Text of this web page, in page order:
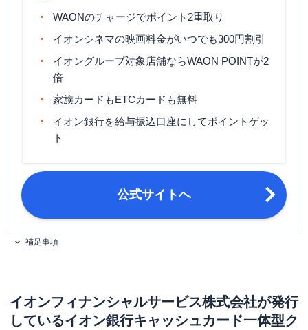
ETCカード発行期間
お申込と同時にETCカードを申込の場
合は、2～3週間程度
ポイント名
18歳以上で電話連絡可能な方。※高校
生の方は、卒業年度の1月1日以降であ
ればお申込みいただけます。
WAONのチャージでポイント2重取り
イオンシネマの映画料金がいつでも300円割引
イオングループ対象店舗ならWAON POINTが2
倍
家族カードもETCカードも無料
イオン銀行を給与振込口座にしてポイントゲッ
ト
公式サイトへ
補足事項
イオンフィナンシャルサービス株式会社が発行
しているイオン銀行キャッシュカード一体型ク